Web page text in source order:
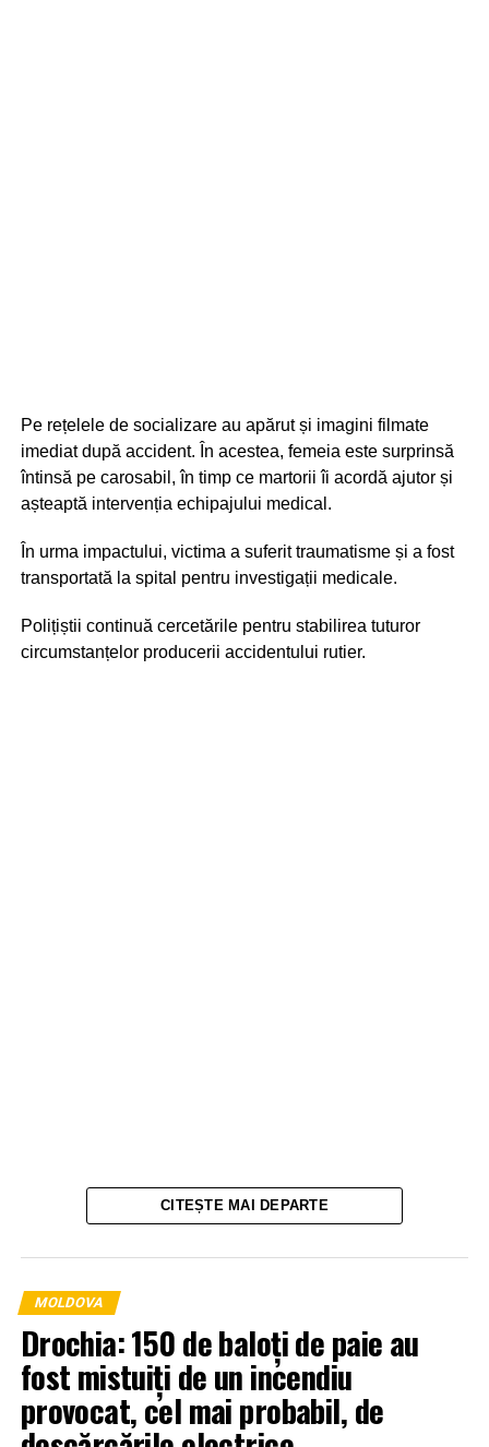
Pe rețelele de socializare au apărut și imagini filmate
imediat după accident. În acestea, femeia este surprinsă
întinsă pe carosabil, în timp ce martorii îi acordă ajutor și
așteaptă intervenția echipajului medical.
În urma impactului, victima a suferit traumatisme și a fost
transportată la spital pentru investigații medicale.
Polițiștii continuă cercetările pentru stabilirea tuturor
circumstanțelor producerii accidentului rutier.
CITEȘTE MAI DEPARTE
MOLDOVA
Drochia: 150 de baloți de paie au
fost mistuiți de un incendiu
provocat, cel mai probabil, de